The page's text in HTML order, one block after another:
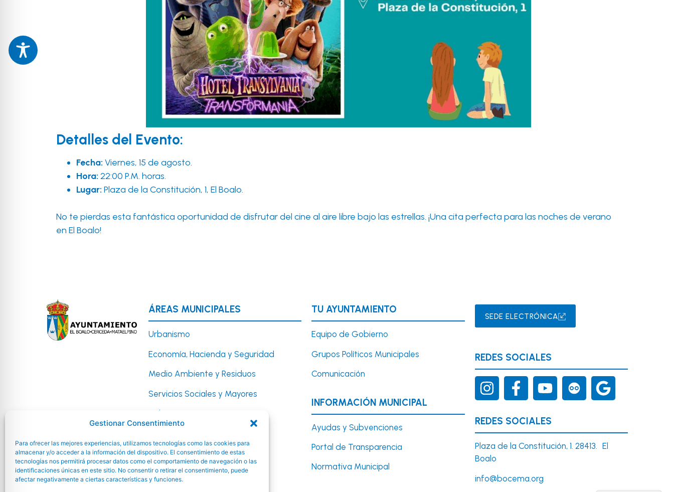
Gestionar Consentimiento
Para ofrecer las mejores experiencias, utilizamos tecnologías como las cookies para
almacenar y/o acceder a la información del dispositivo. El consentimiento de estas
tecnologías nos permitirá procesar datos como el comportamiento de navegación o las
identificaciones únicas en este sitio. No consentir o retirar el consentimiento, puede
afectar negativamente a ciertas características y funciones.
Detalles del Evento:
Fecha: Viernes, 15 de agosto.
Hora: 22:00 P.M. horas.
Lugar: Plaza de la Constitución, 1, El Boalo.
No te pierdas esta fantástica oportunidad de disfrutar del cine al aire libre bajo las estrellas. ¡Una cita perfecta para las noches de verano
en El Boalo!
ÁREAS MUNICIPALES
Urbanismo
Economía, Hacienda y Seguridad
Medio Ambiente y Residuos
Servicios Sociales y Mayores
Cultura, Festejos y Turismo
Infancia, Juventud y Educación
TU AYUNTAMIENTO
Equipo de Gobierno
Grupos Políticos Municipales
Comunicación
INFORMACIÓN MUNICIPAL
Ayudas y Subvenciones
Portal de Transparencia
Normativa Municipal
SEDE ELECTRÓNICA
REDES SOCIALES
REDES SOCIALES
Plaza de la Constitución, 1. 28413. El
Boalo
info@bocema.org